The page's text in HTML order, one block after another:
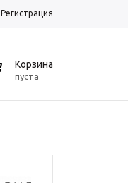
Регистрация
Корзина
пуста